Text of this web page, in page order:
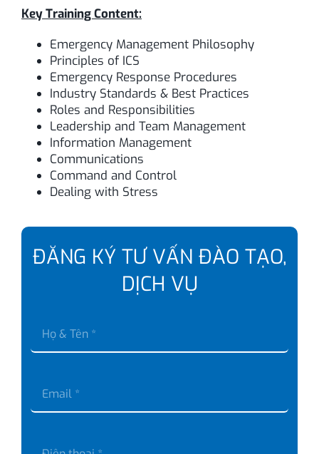
Key Training Content:
Emergency Management Philosophy
Principles of ICS
Emergency Response Procedures
Industry Standards & Best Practices
Roles and Responsibilities
Leadership and Team Management
Information Management
Communications
Command and Control
Dealing with Stress
ĐĂNG KÝ TƯ VẤN ĐÀO TẠO,
DỊCH VỤ